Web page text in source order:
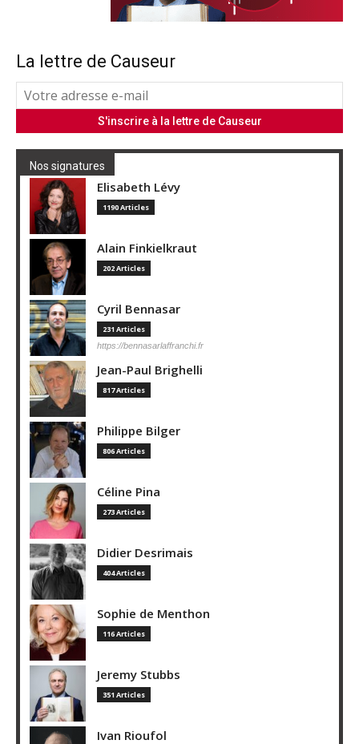
La lettre de Causeur
Nos signatures
Elisabeth Lévy
1190 Articles
Alain Finkielkraut
202 Articles
Cyril Bennasar
231 Articles
https://bennasarlaffranchi.fr
Jean-Paul Brighelli
817 Articles
Philippe Bilger
806 Articles
Céline Pina
273 Articles
Didier Desrimais
404 Articles
Sophie de Menthon
116 Articles
Jeremy Stubbs
351 Articles
Ivan Rioufol